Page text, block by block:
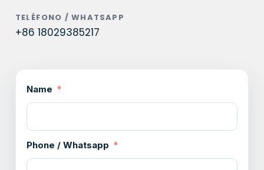
TELÉFONO / WHATSAPP
+86 18029385217
Name
Phone / Whatsapp